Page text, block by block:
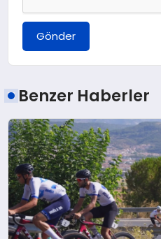
Gönder
Benzer Haberler